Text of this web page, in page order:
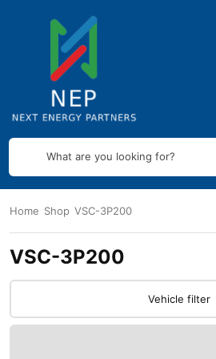
What are you looking for?
Home Shop VSC-3P200
VSC-3P200
Vehicle filter